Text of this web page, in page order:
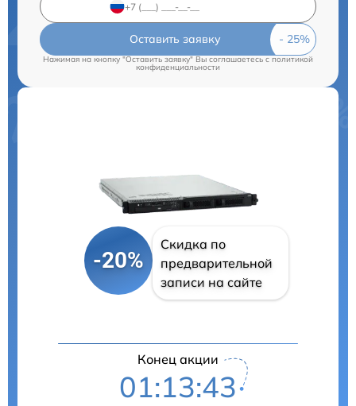
Оставить заявку
Нажимая на кнопку "Оставить заявку" Вы соглашаетесь c политикой
конфиденциальности
-20%
Скидка по
предварительной
записи на сайте
Конец акции
01:13:43